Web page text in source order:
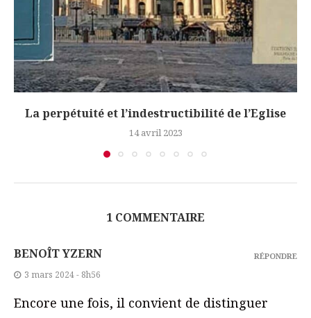
La perpétuité et l’indestructibilité de l’Eglise
14 avril 2023
1 COMMENTAIRE
BENOÎT YZERN
3 mars 2024 - 8h56
Encore une fois, il convient de distinguer
RÉPONDRE